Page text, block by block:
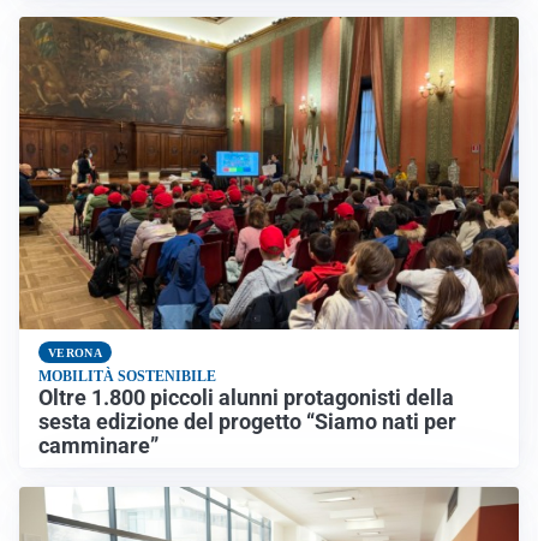
VERONA
MOBILITÀ SOSTENIBILE
Oltre 1.800 piccoli alunni protagonisti della
sesta edizione del progetto “Siamo nati per
camminare”